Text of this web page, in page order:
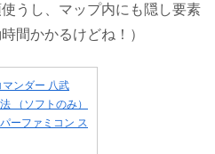
うし、マップ内にも隠し要素
間かかるけどね！）
ンダー 八武
（ソフトのみ）
ーファミコン ス